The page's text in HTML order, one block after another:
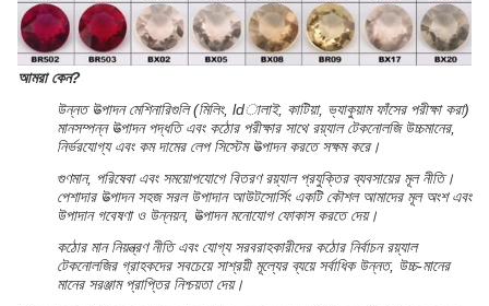
আমরা কেন?
উন্নত উত্পাদন মেশিনারিগুলি (মিলিং, ldালাই, কাটিয়া, ভ্যাকুয়াম ফাঁসের পরীক্ষা করা)
মানসম্পন্ন উত্পাদন পদ্ধতি এবং কঠোর পরীক্ষার সাথে রয়্যাল টেকনোলজি উচ্চমানের,
নির্ভরযোগ্য এবং কম দামের লেপ সিস্টেম উত্পাদন করতে সক্ষম করে।
গুণমান, পরিষেবা এবং সময়োপযোগে বিতরণ রয়্যাল প্রযুক্তির ব্যবসায়ের মূল নীতি।
পেশাদার উত্পাদন সহজ সরল উপাদান আউটসোর্সিং একটি কৌশল আমাদের মূল অংশ এবং
উপাদান গবেষণা ও উন্নয়ন, উত্পাদন মনোযোগ ফোকাস করতে দেয়।
কঠোর মান নিয়ন্ত্রণ নীতি এবং যোগ্য সরবরাহকারীদের কঠোর নির্বাচন রয়্যাল
টেকনোলজির গ্রাহকদের সবচেয়ে সাশ্রয়ী মূল্যের ব্যয়ে সর্বাধিক উন্নত, উচ্চ-মানের
মানের সরঞ্জাম প্রাপ্তির নিশ্চয়তা দেয়।